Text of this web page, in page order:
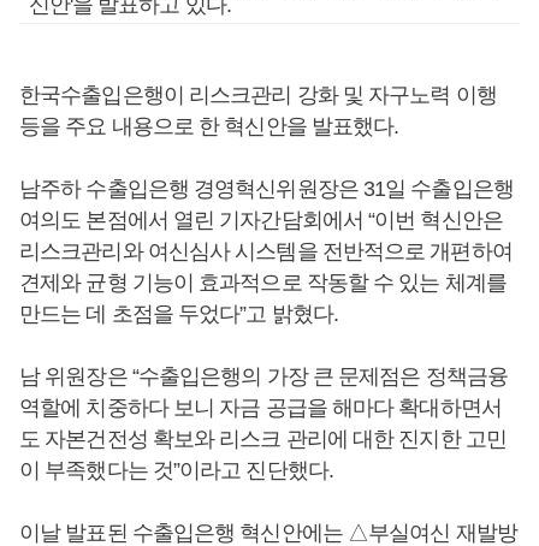
신안'을 발표하고 있다.
한국수출입은행이 리스크관리 강화 및 자구노력 이행
등을 주요 내용으로 한 혁신안을 발표했다.
남주하 수출입은행 경영혁신위원장은 31일 수출입은행
여의도 본점에서 열린 기자간담회에서 “이번 혁신안은
리스크관리와 여신심사 시스템을 전반적으로 개편하여
견제와 균형 기능이 효과적으로 작동할 수 있는 체계를
만드는 데 초점을 두었다”고 밝혔다.
남 위원장은 “수출입은행의 가장 큰 문제점은 정책금융
역할에 치중하다 보니 자금 공급을 해마다 확대하면서
도 자본건전성 확보와 리스크 관리에 대한 진지한 고민
이 부족했다는 것”이라고 진단했다.
이날 발표된 수출입은행 혁신안에는 △부실여신 재발방